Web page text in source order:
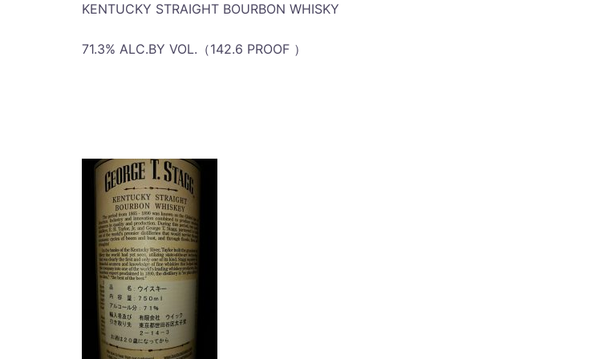
KENTUCKY STRAIGHT BOURBON WHISKY
71.3% ALC.BY VOL.（142.6 PROOF ）